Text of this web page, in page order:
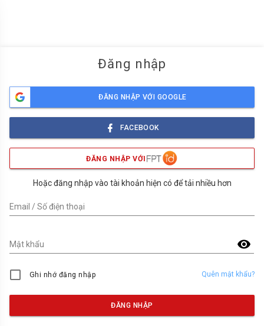
Đăng nhập
ĐĂNG NHẬP VỚI GOOGLE
FACEBOOK
ĐĂNG NHẬP VỚI
Hoặc đăng nhập vào tài khoản hiện có để tải nhiều hơn
Email / Số điện thoại
visibility
Mật khẩu
Ghi nhớ đăng nhập Quên mật khẩu?
ĐĂNG NHẬP